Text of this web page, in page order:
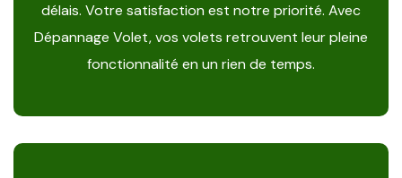
délais. Votre satisfaction est notre priorité. Avec
Dépannage Volet, vos volets retrouvent leur pleine
fonctionnalité en un rien de temps.